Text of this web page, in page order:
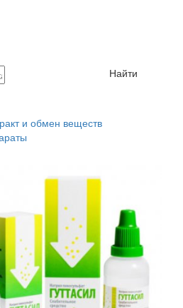
Найти
и обмен веществ